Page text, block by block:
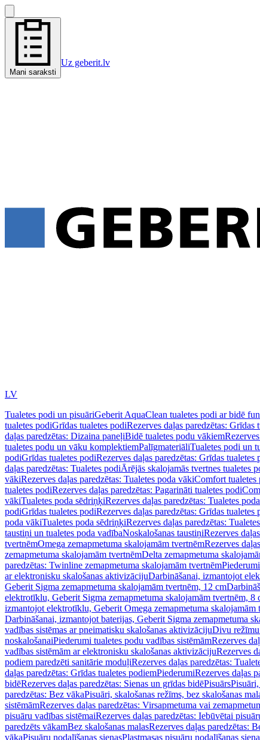
Mani saraksti
Uz geberit.lv
LV
Tualetes podi un pisuāriGeberit AquaClean tualetes podi ar bidē
tualetes podiGrīdas tualetes podiRezerves daļas paredzētas: Grīdas
daļas paredzētas: Dizaina paneļiBidē tualetes podu vākiem
tualetes podu un vāku komplektiemPalīgmateriāliTualetes podi un
podiGrīdas tualetes podiRezerves daļas paredzētas: Grīdas tualetes
daļas paredzētas: Tualetes podiĀrējās skalojamās tvertnes tualetes
vākiRezerves daļas paredzētas: Tualetes poda vākiComfort tualetes
tualetes podiRezerves daļas paredzētas: Pagarināti tualetes podi
vākiTualetes poda sēdriņķiRezerves daļas paredzētas: Tualetes
podiGrīdas tualetes podiRezerves daļas paredzētas: Grīdas tualetes
poda vākiTualetes poda sēdriņķiRezerves daļas paredzētas:
taustiņi un tualetes poda vadībaNoskalošanas taustiņiRezerves
tvertnēmOmega zemapmetuma skalojamām tvertnēmRezerves
zemapmetuma skalojamām tvertnēmDelta zemapmetuma
paredzētas: Twinline zemapmetuma skalojamām tvertnēmPiederumi
ar elektronisku skalošanas aktivizācijuDarbināšanai, izmantojot
Geberit Sigma zemapmetuma skalojamām tvertnēm, 12 cm
elektrotīklu, Geberit Sigma zemapmetuma skalojamām tvertnēm, 8
izmantojot elektrotīklu, Geberit Omega zemapmetuma skalojamām
Darbināšanai, izmantojot baterijas, Geberit Sigma zemapmetuma
vadības sistēmas ar pneimatisku skalošanas aktivizācijuDivu režīmu
noskalošanaiPiederumi tualetes podu vadības sistēmāmRezerves
vadības sistēmām ar elektronisku skalošanas aktivizācijuRezerves
podiem paredzēti sanitārie moduļiRezerves daļas paredzētas:
daļas paredzētas: Grīdas tualetes podiemPiederumiRezerves daļas
bidēRezerves daļas paredzētas: Sienas un grīdas bidēPisuārs
paredzētas: Bez vākaPisuāri, skalošanas režīms, bez skalošanas
sistēmāmRezerves daļas paredzētas: Virsapmetuma vai
pisuāru vadības sistēmaiRezerves daļas paredzētas: Iebūvētai
paredzēts vākamBez skalošanas malasRezerves daļas paredzētas:
vākaPisuāru nodalīšanas sienasPlastmasas pisuāru nodalīšanas